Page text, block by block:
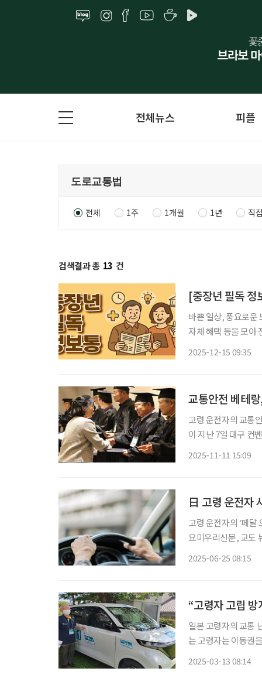
전체뉴스 피플
전체 1주 1개월 1년 직
검색결과 총 13 건
[중장년 필독 정
바쁜 일상, 풍요로운
자체 혜택 등을 모아 전달 드립니다. 중랑구, 세 번째
2025-12-15 09:35
교통안전 베테
고령 운전자의 교통
이 지난 7일 대구 컨
2025-11-11 15:09
日 고령 운전자
고령 운전자의 ‘페달
요미우리신문, 교도
2025-06-25 08:15
“고령자 고립
일본 고령자의 교통
는 고령자는 이동권
2025-03-13 08:14